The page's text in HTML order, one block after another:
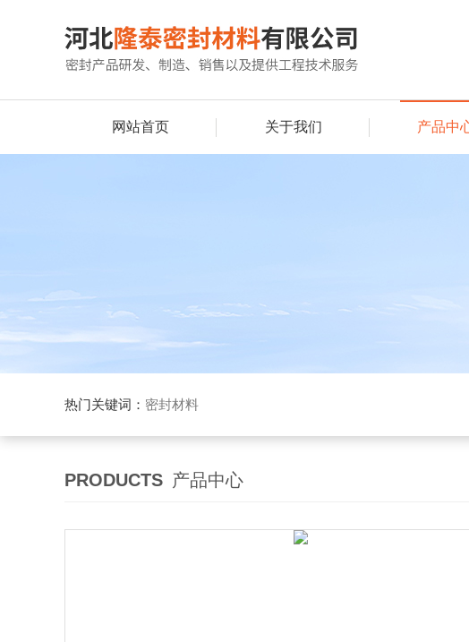
网站首页 关于我们 产品中
热门关键词： 密封材料
PRODUCTS 产品中心